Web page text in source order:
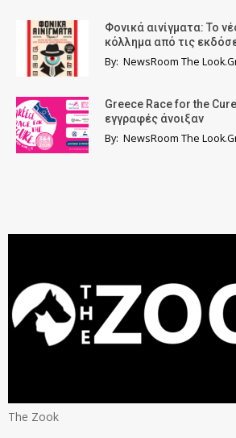
Φονικά αινίγματα: Το
κόλλημα από τις
By: NewsRoom The
Greece Race for the
εγγραφές άνοιξαν
By: NewsRoom The
The Zook